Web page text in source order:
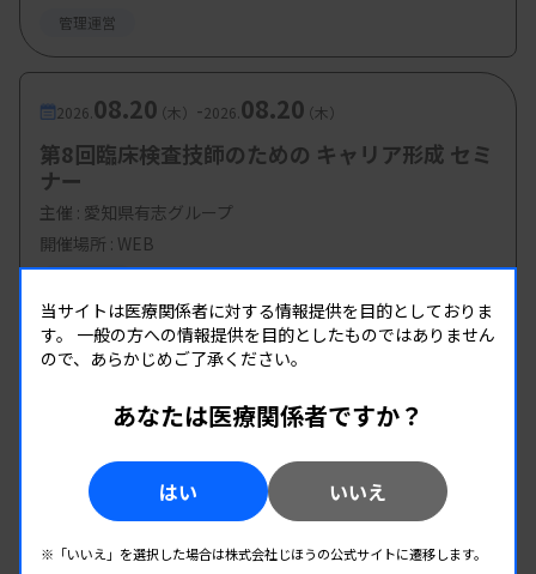
管理運営
2026. 08.20（木） -2026. 08.20（木）
第8回臨床検査技師のための キャリア形成 セミ
ナー
主催 : 愛知県有志グループ
開催場所 : WEB
当サイトは医療関係者に対する情報提供を目的としておりま
す。 一般の方への情報提供を目的としたものではありません
ので、あらかじめご了承ください。
あなたは医療関係者ですか？
はい いいえ
※「いいえ」を選択した場合は株式会社じほうの公式サイトに遷移します。